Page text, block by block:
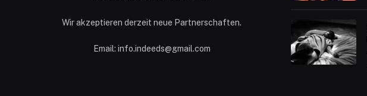
Wir akzeptieren derzeit neue Partnerschaften.
Email: info.indeeds@gmail.com